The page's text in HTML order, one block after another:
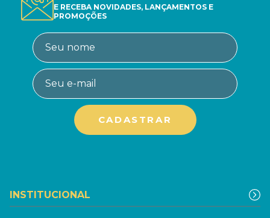
E RECEBA NOVIDADES, LANÇAMENTOS E
PROMOÇÕES
INSTITUCIONAL